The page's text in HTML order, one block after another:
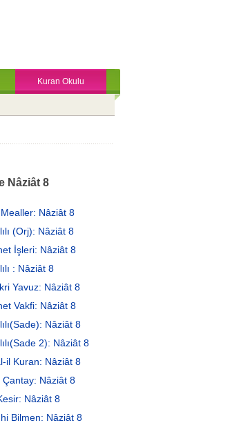
Kuran Okulu
Nâziât 8
Nâziât 8
(Orj): Nâziât 8
İşleri: Nâziât 8
: Nâziât 8
Yavuz: Nâziât 8
Vakfi: Nâziât 8
Nâziât 8
2): Nâziât 8
il Kuran: Nâziât 8
Çantay: Nâziât 8
Nâziât 8
Bilmen: Nâziât 8